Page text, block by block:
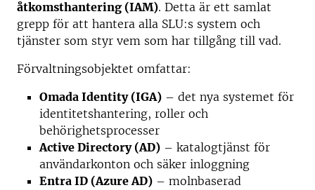
åtkomsthantering (IAM). Detta är ett samlat
grepp för att hantera alla SLU:s system och
tjänster som styr vem som har tillgång till vad.
Förvaltningsobjektet omfattar:
Omada Identity (IGA) – det nya systemet för
identitetshantering, roller och
behörighetsprocesser
Active Directory (AD) – katalogtjänst för
användarkonton och säker inloggning
Entra ID (Azure AD) – molnbaserad